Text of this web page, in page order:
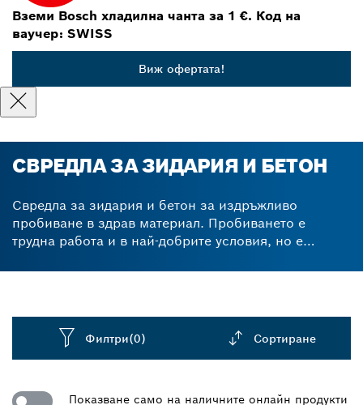
Вземи Bosch хладилна чанта за 1 €. Код на
ваучер: SWISS
Виж офертата!
СВРЕДЛА ЗА ЗИДАРИЯ И БЕТОН
Свредла за зидария и бетон за издръжливо
пробиване в здрав материал. Пробиването е
трудна работа и в най-добрите условия, но е
бетон и камък. Тези материали традиционно
фитинги и монтаж. Свредлата за зидария и бетон
на Bosch са оборудвани със здрави карбидни
повърхности. Използвайте комплект свредла за
Филтри(0) Сортиране
Показване само на наличните онлайн продукти